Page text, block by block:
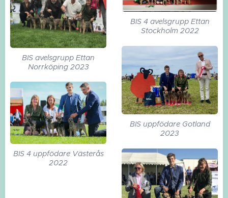
BIS 4 avelsgrupp Ettan
Stockholm 2022
BIS avelsgrupp Ettan
Norrköping 2023
BIS uppfödare Gotland
2023
BIS 4 uppfödare Västerås
2022